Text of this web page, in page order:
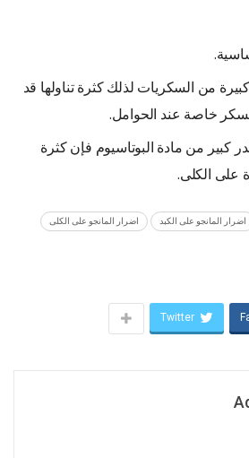
من السكريات لذلك كثرة تناولها قد
خاصة عند الحوامل.
كبير من مادة البوتاسيوم فإن كثرة
على الكلى.
اضرار المانجو على الكبد اضرار المانجو على الكلى
Twitter